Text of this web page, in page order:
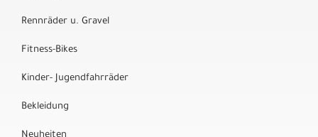
Rennräder u. Gravel
Fitness-Bikes
Kinder- Jugendfahrräder
Bekleidung